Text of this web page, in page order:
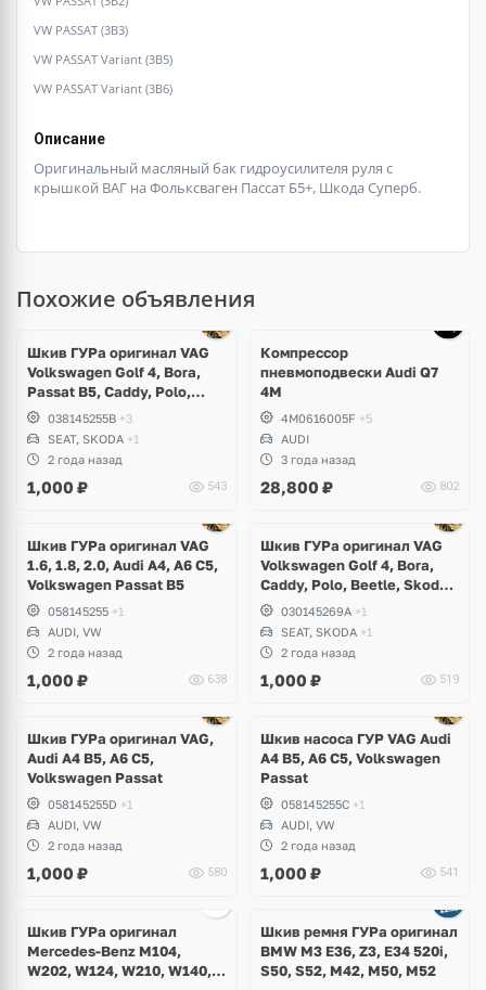
VW PASSAT (3B3)
VW PASSAT Variant (3B5)
VW PASSAT Variant (3B6)
Описание
Оригинальный масляный бак гидроусилителя руля с
крышкой ВАГ на Фольксваген Пассат Б5+, Шкода Суперб.
Похожие объявления
Шкив ГУРа оригинал VAG
Volkswagen Golf 4, Bora,
Passat B5, Caddy, Polo,
Beetle, Transporter, Skoda
Octavia, Seat Leon, Toledo,
Cordoba, Arosa
038145255B +3
SEAT, SKODA +1
2 года назад
1,000 ₽ 543
Компрессор
пневмоподвески Audi Q7
4M
4M0616005F +5
AUDI
3 года назад
28,800 ₽ 802
Шкив ГУРа оригинал VAG
1.6, 1.8, 2.0, Audi A4, A6 C5,
Volkswagen Passat B5
058145255 +1
AUDI, VW
2 года назад
1,000 ₽ 638
Шкив ГУРа оригинал VAG
Volkswagen Golf 4, Bora,
Caddy, Polo, Beetle, Skoda
Octavia, Felicia, Seat Leon,
Arosa, Toledo, Cordoba
030145269A +1
SEAT, SKODA +1
2 года назад
1,000 ₽ 519
Шкив ГУРа оригинал VAG,
Audi A4 B5, A6 C5,
Volkswagen Passat
058145255D +1
AUDI, VW
2 года назад
1,000 ₽ 580
Шкив насоса ГУР VAG Audi
A4 B5, A6 C5, Volkswagen
Passat
058145255C +1
AUDI, VW
2 года назад
1,000 ₽ 541
Шкив ГУРа оригинал
Mercedes-Benz M104,
W202, W124, W210, W140,
Шкив ремня ГУРа оригинал
BMW M3 E36, Z3, E34 520i,
S50, S52, M42, M50, M52